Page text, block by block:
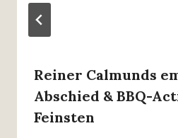
Reiner Calmunds
Abschied & BBQ-
Feinsten